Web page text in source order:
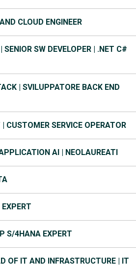
CLOUD ENGINEER
SW DEVELOPER | .NET C#
| SVILUPPATORE BACK END
CUSTOMER SERVICE OPERATOR
AI | NEOLAUREATI
S/4HANA EXPERT
OF IT AND INFRASTRUCTURE | IT